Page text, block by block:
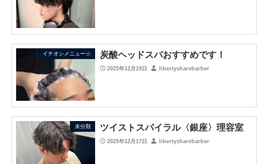
イチオシメニュー☆ 炭酸ヘッドスパおすすめです！
2025年12月19日 libertysharebarber
未分類 ツイストスパイラル〈銀座〉理容室
2025年12月17日 libertysharebarber